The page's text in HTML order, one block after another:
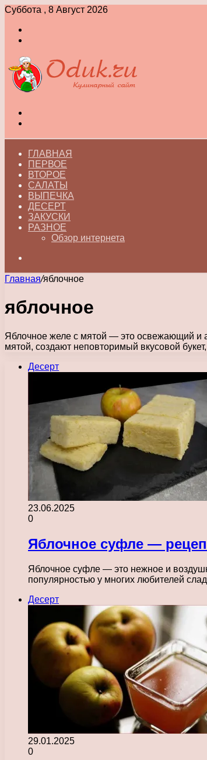
Суббота , 8 Август 2026
ГЛАВНАЯ
ПЕРВОЕ
ВТОРОЕ
САЛАТЫ
ВЫПЕЧКА
ДЕСЕРТ
ЗАКУСКИ
РАЗНОЕ
Обзор интернета
Главная/яблочное
яблочное
Яблочное желе с мятой — это освежающий и
мятой, создают неповторимый вкусовой
Десерт
23.06.2025
0
Яблочное суфле —
Яблочное суфле — это нежное и
популярностью у многих любителей
Десерт
29.01.2025
0